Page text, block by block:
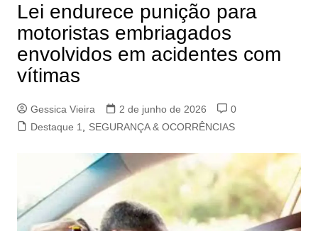
Lei endurece punição para
motoristas embriagados
envolvidos em acidentes com
vítimas
Gessica Vieira 2 de junho de 2026
0
Destaque 1
SEGURANÇA & OCORRÊNCIAS